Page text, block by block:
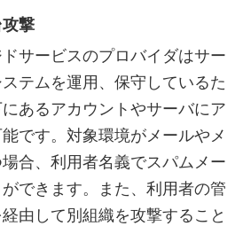
撃
サービスのプロバイダはサー
テムを運用、保守しているた
あるアカウントやサーバにア
です。対象環境がメールやメ
合、利用者名義でスパムメー
できます。また、利用者の管
由して別組織を攻撃すること